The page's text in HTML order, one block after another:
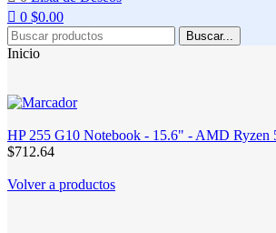
0 $0.00
Buscar...
Inicio
HP 255 G10 Notebook - 15.6" - AMD Ryzen
$712.64
Volver a productos